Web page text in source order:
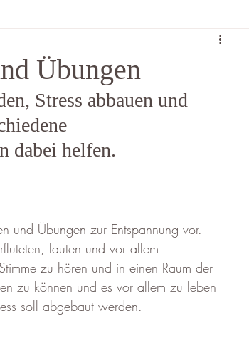
Übungen
Stress abbauen und
dabei helfen.
und Übungen zur Entspannung vor.
lauten und vor allem
zu hören und in einen Raum der
zu können und es vor allem zu leben
soll abgebaut werden.